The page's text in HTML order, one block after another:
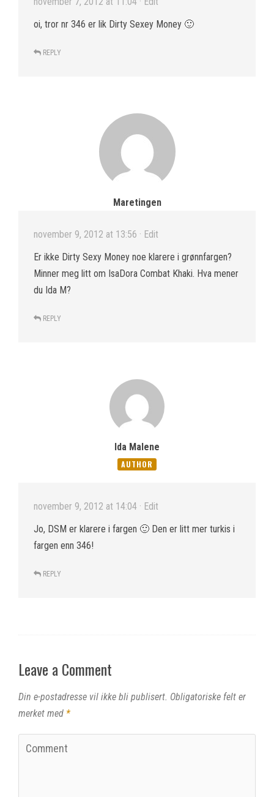
oi, tror nr 346 er lik Dirty Sexey Money 🙂
REPLY
Maretingen
november 9, 2012 at 13:56 · Edit
Er ikke Dirty Sexy Money noe klarere i grønnfargen?
Minner meg litt om IsaDora Combat Khaki. Hva mener
du Ida M?
REPLY
Ida Malene
AUTHOR
november 9, 2012 at 14:04 · Edit
Jo, DSM er klarere i fargen 🙂 Den er litt mer turkis i
fargen enn 346!
REPLY
Leave a Comment
Din e-postadresse vil ikke bli publisert. Obligatoriske felt er
merket med *